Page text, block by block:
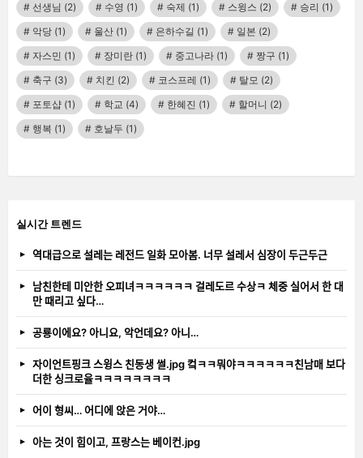
선생님 (2) 수영 (1) 숙제 (1) 스윙스 (2) 승리 (1)
악당 (1) 울산 (1) 은하수길 (1) 일본 (2)
자스민 (1) 장미란 (1) 중고나라 (1) 짱구 (1)
축구 (3) 치킨 (2) 코스프레 (1) 탈모 (2)
포토샵 (1) 학교 (4) 한혜진 (1) 할머니 (2)
행복 (1) 호날두 (1)
실시간 트렌드
역대급으로 설레는 레전드 일화 모아봄. 너무 설레서 심장이 두근두근
남친한테 미안한 오피녀ㅋㅋㅋㅋㅋㅋ 걸레도르 수상ㅋ 체중 실어서 한 대
만 때리고 싶다…
공룡이에요? 아니요, 악언데요? 아니…
자이언트핑크 스윙스 친동생 썰.jpg 컼ㅋㅋ뭐야ㅋㅋㅋㅋㅋㅋ친남매 보다
더한 싱크로율ㅋㅋㅋㅋㅋㅋㅋㅋ
어이 형씨… 어디에 앉은 거야…
아는 것이 힘이고, 프랑스는 베이컨.jpg